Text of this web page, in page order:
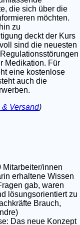
die sich über die
möchten.
zu
deckt der Kurs
sind die neuesten
Medikation. Für
eine kostenlose
auch die
Versand)
innen
erhaltene Wissen
gab, waren
lösungsorientiert zu
Brauch,
Das neue Konzept